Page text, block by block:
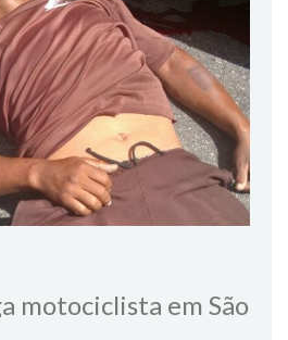
motociclista em São